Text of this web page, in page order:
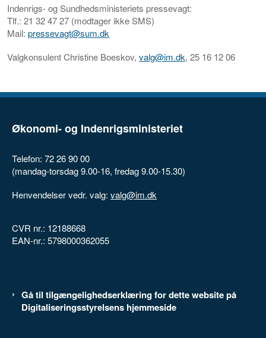
Indenrigs- og Sundhedsministeriets pressevagt:
Tlf.: 21 32 47 27 (modtager ikke SMS)
Mail: pressevagt@sum.dk
Valgkonsulent Christine Boeskov, valg@im.dk, 25 16 12 06
Økonomi- og Indenrigsministeriet
Telefon: 72 26 90 00
(mandag-torsdag 9.00-16, fredag 9.00-15.30)
Henvendelser vedr. valg: valg@im.dk
CVR nr.: 12188668
EAN-nr.: 5798000362055
Gå til tilgængelighedserklæring for dette website på
Digitaliseringsstyrelsens hjemmeside